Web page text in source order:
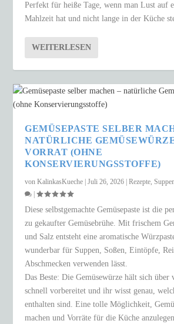
Perfekt für heiße Tage, wenn man Lust auf
Mahlzeit hat und nicht lange in der Küche
WEITERLESEN
GEMÜSEPASTE SELBER
NATÜRLICHE
VORRAT (OHNE
KONSERVIERUNGSSTOFFE)
vonKalinkasKueche |Juli 26, 2026 |Rezepte,
|
Diese selbstgemachte Gemüsepaste ist die
zu gekaufter Gemüsebrühe. Mit frischem
und Salz entsteht eine aromatische
wunderbar für Suppen, Soßen, Eintöpfe,
Abschmecken verwenden lässt.
Das Beste: Die Gemüsewürze hält sich über
schnell vorbereitet und ihr wisst genau,
enthalten sind. Eine tolle Möglichkeit,
machen und Vorräte für die Küche